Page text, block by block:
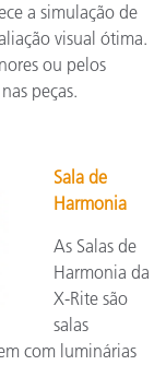
a simulação de
visual ótima.
ou pelos
peças.
Sala de
Harmonia
As Salas de
Harmonia da
X-Rite são
salas
com luminárias